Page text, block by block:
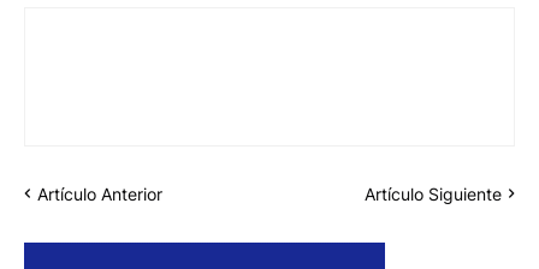
Artículo Anterior Artículo Siguiente